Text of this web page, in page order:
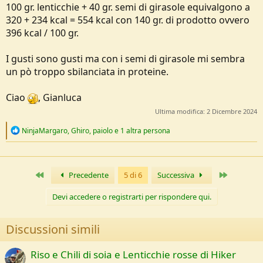
averne messo una buona quantità. Prossima volta torno ad
utilizzare il curry.
Per dare un po' di "spinta" calorica alla ricetta (che ha proteine e
carbo, ma zero grassi, ed in escursione servono anche quelli), ho
trovati gradevoli, il loro croccantino dava un po' più di varietà alla
ricetta.
Prox volta provo a metterli per comodità assieme a tutto il resto già
Per chi vuole una zuppa più asciutta, può mettere solo 250ml di
100 gr. lenticchie + 40 gr. semi di girasole equivalgono a
320 + 234 kcal = 554 kcal con 140 gr. di prodotto ovvero
396 kcal / 100 gr.
I gusti sono gusti ma con i semi di girasole mi sembra
un pò troppo sbilanciata in proteine.
Ciao
, Gianluca
Ultima modifica: 2 Dicembre 2024
R
c
NinjaMargaro,Ghiro, paioloe 1 altra persona
Primo Precedente 5 di 6 Successiva
Devi accedere o registrarti per rispondere qui.
Discussioni simili
Riso e Chili di soia e Lenticchie rosse di Hiker